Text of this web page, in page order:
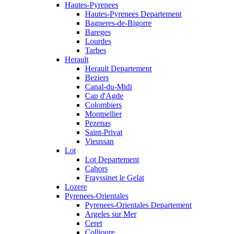
Hautes-Pyrenees
Hautes-Pyrenees Departement
Bagneres-de-Bigorre
Bareges
Lourdes
Tarbes
Herault
Herault Departement
Beziers
Canal-du-Midi
Cap d'Agde
Colombiers
Montpellier
Pezenas
Saint-Privat
Vieussan
Lot
Lot Departement
Cahors
Frayssinet le Gelat
Lozere
Pyrenees-Orientales
Pyrenees-Orientales Departement
Argeles sur Mer
Ceret
Collioure